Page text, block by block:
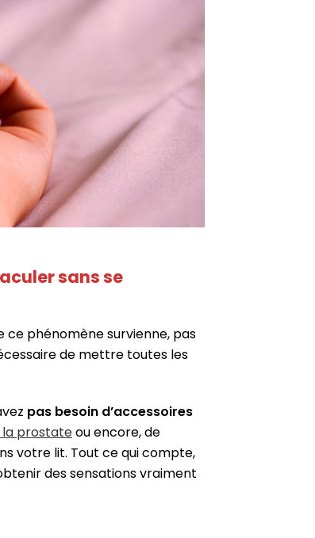
sans se
ce phénomène survienne, pas
de mettre toutes les
pas besoin d’accessoires
la prostateou encore, de
votre lit. Tout ce qui compte,
des sensations vraiment